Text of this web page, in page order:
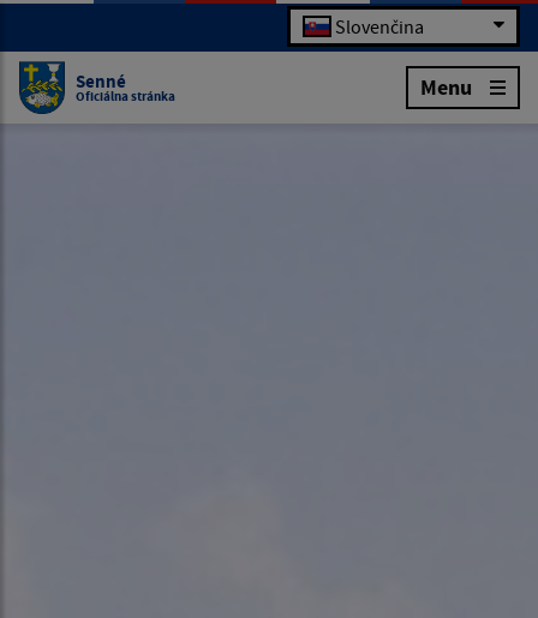
Slovenčina
Senné
Oficiálna stránka Menu